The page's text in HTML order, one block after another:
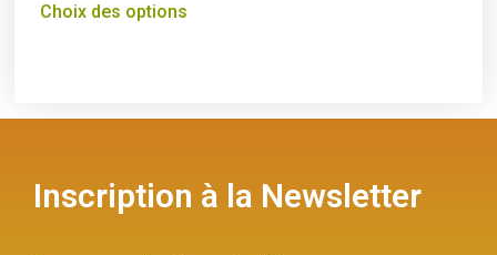
Choix des options
Inscription à la Newsletter